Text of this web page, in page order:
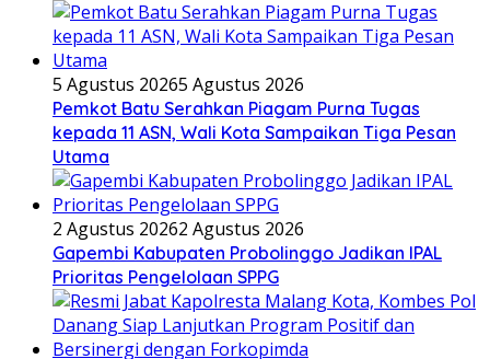
5 Agustus 20265 Agustus 2026
Pemkot Batu Serahkan Piagam Purna Tugas
kepada 11 ASN, Wali Kota Sampaikan Tiga Pesan
Utama
2 Agustus 20262 Agustus 2026
Gapembi Kabupaten Probolinggo Jadikan IPAL
Prioritas Pengelolaan SPPG